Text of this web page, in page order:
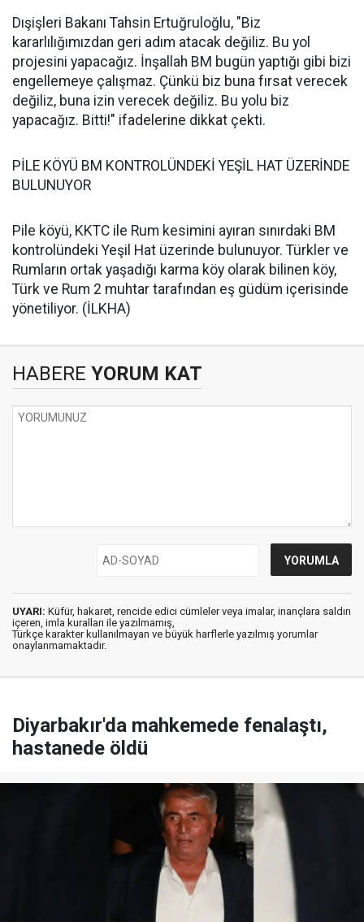
Dışişleri Bakanı Tahsin Ertuğruloğlu, "Biz
kararlılığımızdan geri adım atacak değiliz. Bu yol
projesini yapacağız. İnşallah BM bugün yaptığı gibi bizi
engellemeye çalışmaz. Çünkü biz buna fırsat verecek
değiliz, buna izin verecek değiliz. Bu yolu biz
yapacağız. Bitti!" ifadelerine dikkat çekti.
PİLE KÖYÜ BM KONTROLÜNDEKİ YEŞİL HAT ÜZERİNDE
BULUNUYOR
Pile köyü, KKTC ile Rum kesimini ayıran sınırdaki BM
kontrolündeki Yeşil Hat üzerinde bulunuyor. Türkler ve
Rumların ortak yaşadığı karma köy olarak bilinen köy,
Türk ve Rum 2 muhtar tarafından eş güdüm içerisinde
yönetiliyor. (İLKHA)
HABERE YORUM KAT
UYARI: Küfür, hakaret, rencide edici cümleler veya imalar, inançlara saldırı
içeren, imla kuralları ile yazılmamış,
Türkçe karakter kullanılmayan ve büyük harflerle yazılmış yorumlar
onaylanmamaktadır.
Diyarbakır'da mahkemede fenalaştı,
hastanede öldü